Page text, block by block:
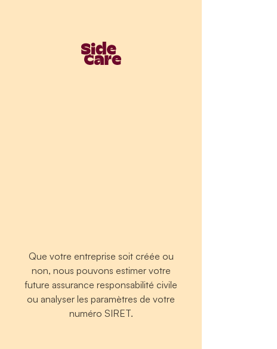
Que votre entreprise soit créée ou
non, nous pouvons estimer votre
future assurance responsabilité civile
ou analyser les paramètres de votre
numéro SIRET.